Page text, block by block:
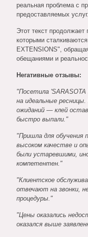
реальная проблема с
предоставляемых услуг.
Этот текст
которыми
EXTENSIONS",
обещаниями и
Негативные отзывы:
"Посетила
на идеальные
ожиданий — клей
быстро выпали."
"Пришла для обучения
высоком качестве и
были устаревшими,
компетентен."
"Клиентское
отвечают на звонки,
процедуры."
"Цены оказались
оказался выше